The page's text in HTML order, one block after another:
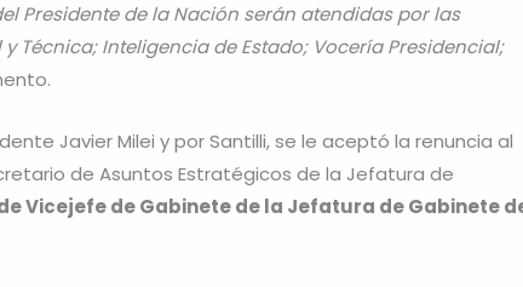
Presidente de la Nación serán atendidas por las
Técnica; Inteligencia de Estado; Vocería Presidencial;
Javier Milei y por Santilli, se le aceptó la renuncia al
de Asuntos Estratégicos de la Jefatura de
Vicejefe de Gabinete de la Jefatura de Gabinete